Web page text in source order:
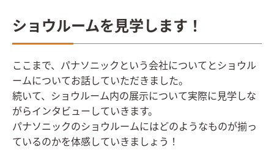
ショウルームを見学します！
ここまで、パナソニックという会社についてとショウル
ームについてお話していただきました。
続いて、ショウルーム内の展示について実際に見学しな
がらインタビューしていきます。
パナソニックのショウルームにはどのようなものが揃っ
ているのかを体感していきましょう！